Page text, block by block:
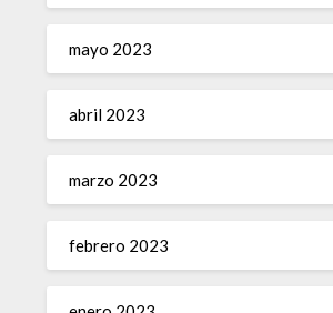
mayo 2023
abril 2023
marzo 2023
febrero 2023